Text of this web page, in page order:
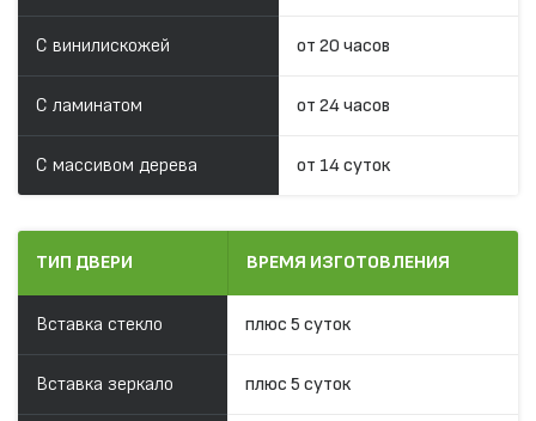
С винилискожей от 20 часов
С ламинатом от 24 часов
С массивом дерева от 14 суток
ТИП ДВЕРИ ВРЕМЯ ИЗГОТОВЛЕНИЯ
Вставка стекло плюс 5 суток
Вставка зеркало плюс 5 суток